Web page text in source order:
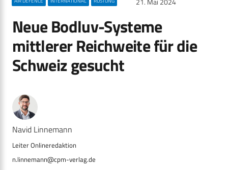
Neue Bodluv-Systeme
mittlerer Reichweite für die
Schweiz gesucht
Navid Linnemann
n.linnemann@cpm-verlag.de